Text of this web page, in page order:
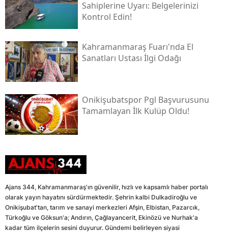
Sahiplerine Uyarı: Belgelerinizi
Kontrol Edin!
Kahramanmaraş Fuarı'nda El
Sanatları Ustası İlgi Odağı
Onikişubatspor Pgl Başvurusunu
Tamamlayan İlk Kulüp Oldu!
Ajans 344, Kahramanmaraş'ın güvenilir, hızlı ve kapsamlı haber portalı
olarak yayın hayatını sürdürmektedir. Şehrin kalbi Dulkadiroğlu ve
Onikişubat'tan, tarım ve sanayi merkezleri Afşin, Elbistan, Pazarcık,
Türkoğlu ve Göksun'a; Andırın, Çağlayancerit, Ekinözü ve Nurhak'a
kadar tüm ilçelerin sesini duyurur. Gündemi belirleyen siyasi